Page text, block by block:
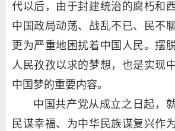
代以后，由于封建统治的腐朽和
中国政局动荡、战乱不已、民不
更为严重地困扰着中国人民。摆
人民孜孜以求的梦想，也是实现
中国梦的重要内容。
中国共产党从成立之日起，
民谋幸福、为中华民族谋复兴作